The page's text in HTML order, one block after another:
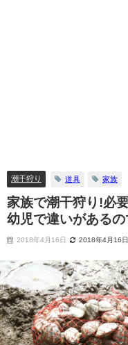
潮干狩り 道具 家族
家族で潮干狩り!必
幼児で違いがある
2018年4月16日 2018年4月16日